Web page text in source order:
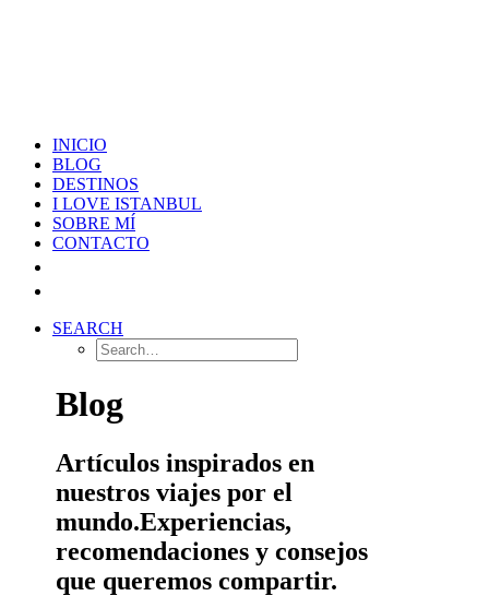
INICIO
BLOG
DESTINOS
I LOVE ISTANBUL
SOBRE MÍ
CONTACTO
SEARCH
Blog
Artículos inspirados en
nuestros viajes por el
mundo.Experiencias,
recomendaciones y consejos
que queremos compartir.